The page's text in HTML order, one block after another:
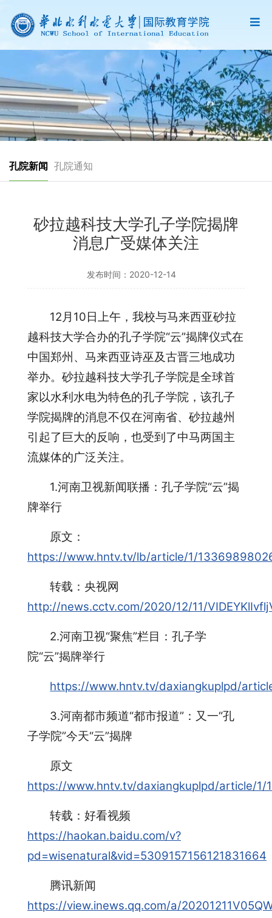
孔院新闻 孔院通知
砂拉越科技大学孔子学院揭牌
消息广受媒体关注
发布时间：2020-12-14
12月10日上午，我校与马来西亚砂拉
越科技大学合办的孔子学院“云”揭牌仪式在
中国郑州、马来西亚诗巫及古晋三地成功
举办。砂拉越科技大学孔子学院是全球首
家以水利水电为特色的孔子学院，该孔子
学院揭牌的消息不仅在河南省、砂拉越州
引起了巨大的反响，也受到了中马两国主
流媒体的广泛关注。
1.河南卫视新闻联播：孔子学院“云”揭
牌举行
原文：
https://www.hntv.tv/lb/article/1/
转载：央视网
http://news.cctv.com/2020/12/11/
2.河南卫视“聚焦”栏目：孔子学
院“云”揭牌举行
https://www.hntv.tv/daxiangkuplpd/
3.河南都市频道“都市报道”：又一“孔
子学院”今天“云”揭牌
原文
https://www.hntv.tv/daxiangkuplpd/article/1/
转载：好看视频
https://haokan.baidu.com/v?
pd=wisenatural&vid=5309157156121831664
腾讯新闻
https://view.inews.qq.com/a/